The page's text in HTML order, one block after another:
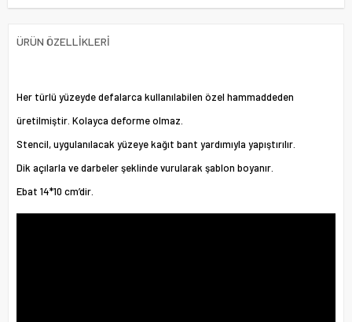
ÜRÜN ÖZELLIKLERI
Her türlü yüzeyde defalarca kullanılabilen özel hammaddeden
üretilmiştir. Kolayca deforme olmaz.
Stencil, uygulanılacak yüzeye kağıt bant yardımıyla yapıştırılır.
Dik açılarla ve darbeler şeklinde vurularak şablon boyanır.
Ebat 14*10 cm’dir.